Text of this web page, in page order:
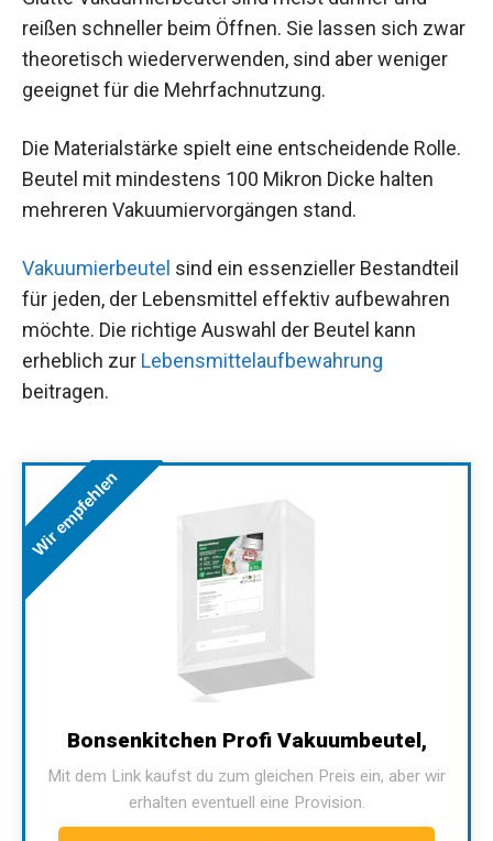
reißen schneller beim Öffnen. Sie lassen sich zwar
theoretisch wiederverwenden, sind aber weniger
geeignet für die Mehrfachnutzung.
Die Materialstärke spielt eine entscheidende Rolle.
Beutel mit mindestens 100 Mikron Dicke halten
mehreren Vakuumiervorgängen stand.
Vakuumierbeutel sind ein essenzieller Bestandteil
für jeden, der Lebensmittel effektiv aufbewahren
möchte. Die richtige Auswahl der Beutel kann
erheblich zur Lebensmittelaufbewahrung
beitragen.
Wir empfehlen
Bonsenkitchen Profi Vakuumbeutel,
Mit dem Link kaufst du zum gleichen Preis ein, aber wir
erhalten eventuell eine Provision.